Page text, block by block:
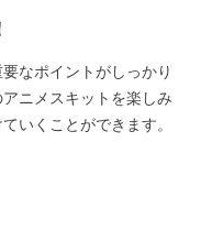
なポイントがしっかり
ニメスキットを楽しみ
いくことができます。